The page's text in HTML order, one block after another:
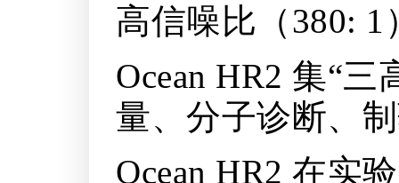
高信噪比（380: 1
Ocean HR2 集“
量、分子诊断、
Ocean HR2 在实